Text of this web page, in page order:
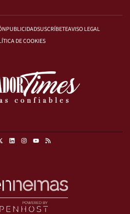
PUBLICIDADSUSCRÍBETEAVISO LEGAL
DE COOKIES
LinkedinInstagram